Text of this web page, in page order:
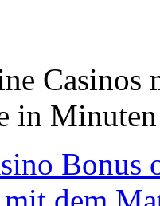
Casinos
in
Bonus